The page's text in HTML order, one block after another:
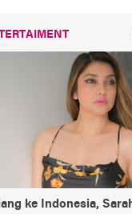
ke Indonesia,